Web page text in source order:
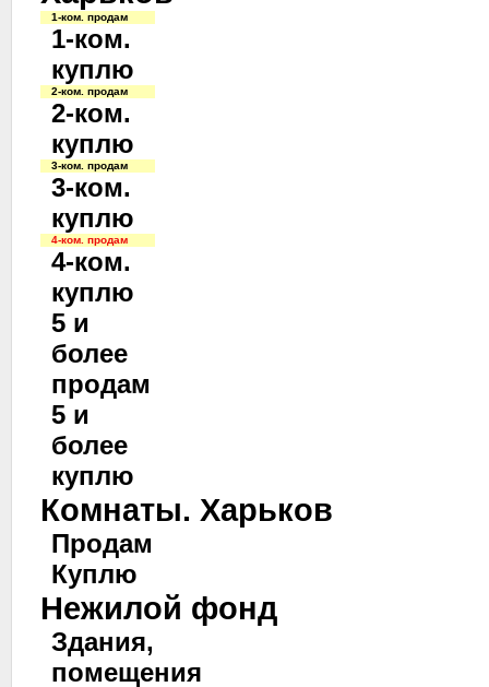
1-ком. продам
1-ком.
куплю
2-ком. продам
2-ком.
куплю
3-ком. продам
3-ком.
куплю
4-ком. продам
4-ком.
куплю
5 и
более
продам
5 и
более
куплю
Комнаты. Харьков
Продам
Куплю
Нежилой фонд
Здания,
помещения